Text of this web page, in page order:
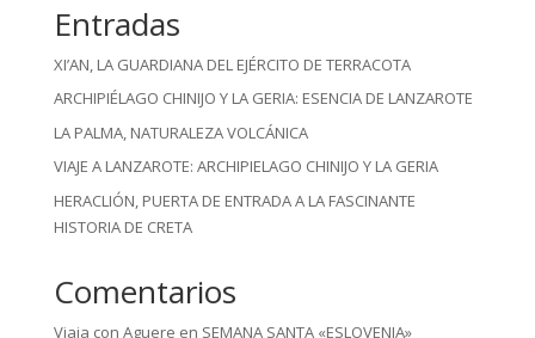
Entradas
XI’AN, LA GUARDIANA DEL EJÉRCITO DE TERRACOTA
ARCHIPIÉLAGO CHINIJO Y LA GERIA: ESENCIA DE LANZAROTE
LA PALMA, NATURALEZA VOLCÁNICA
VIAJE A LANZAROTE: ARCHIPIELAGO CHINIJO Y LA GERIA
HERACLIÓN, PUERTA DE ENTRADA A LA FASCINANTE
HISTORIA DE CRETA
Comentarios
Viaja con Aguere en SEMANA SANTA «ESLOVENIA»